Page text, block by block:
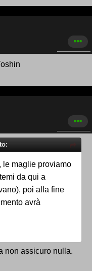
le maglie proviamo
da qui a
poi alla fine
avrà
non assicuro nulla.